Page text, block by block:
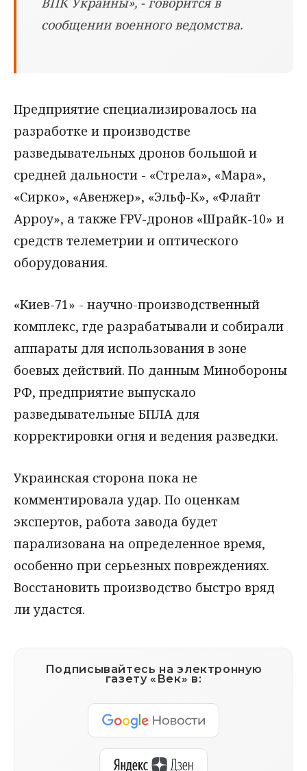
сообщении военного ведомства.
Предприятие специализировалось на
разработке и производстве
разведывательных дронов большой и
средней дальности - «Стрела», «Мара»,
«Сирко», «Авенжер», «Эльф-К», «Флайт
Арроу», а также FPV-дронов «Шрайк-10» и
средств телеметрии и оптического
оборудования.
«Киев-71» - научно-производственный
комплекс, где разрабатывали и собирали
аппараты для использования в зоне
боевых действий. По данным Минобороны
РФ, предприятие выпускало
разведывательные БПЛА для
корректировки огня и ведения разведки.
Украинская сторона пока не
комментировала удар. По оценкам
экспертов, работа завода будет
парализована на определенное время,
особенно при серьезных повреждениях.
Восстановить производство быстро вряд
ли удастся.
Подписывайтесь на электронную
газету «Век» в: